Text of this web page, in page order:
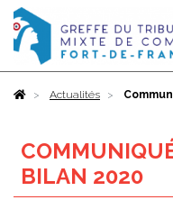
AccueilActualités
BILAN 2020